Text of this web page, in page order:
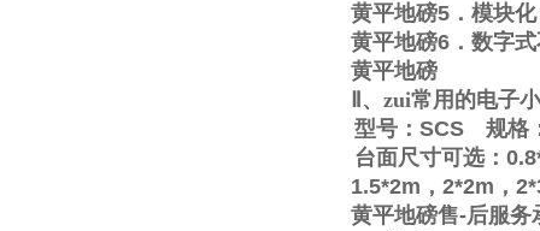
黄平地磅5 ．模块
黄平地磅6 ．数字
黄平地磅
、zui常用的电子
型号： SCS
规格
台面尺寸可选：
1.5*2m ， 2*2m ，
黄平地磅售-后服务